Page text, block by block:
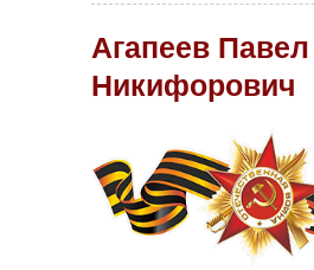
Агапеев Павел
Никифорович